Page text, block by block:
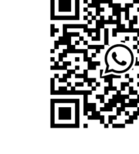
ore 11:30 - Lucca, Scuola
Mei - Viale Castruccio
murales in
curato dal Liceo
ore 18 - Fiano
- Messa in
celebrata da mons.
di Lucca
ore 20.30 -
al Cippo di don
della Memoria in alcuni
città. Ritrovo alle ore